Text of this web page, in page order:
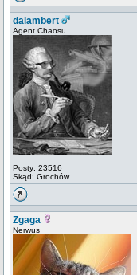
dalambert
Agent Chaosu
Posty: 23516
Skąd: Grochów
Zgaga
Nerwus